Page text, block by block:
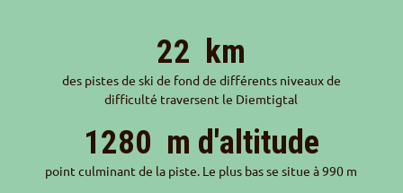
22 km
des pistes de ski de fond de différents niveaux de
difficulté traversent le Diemtigtal
1280 m d'altitude
point culminant de la piste. Le plus bas se situe à 990 m